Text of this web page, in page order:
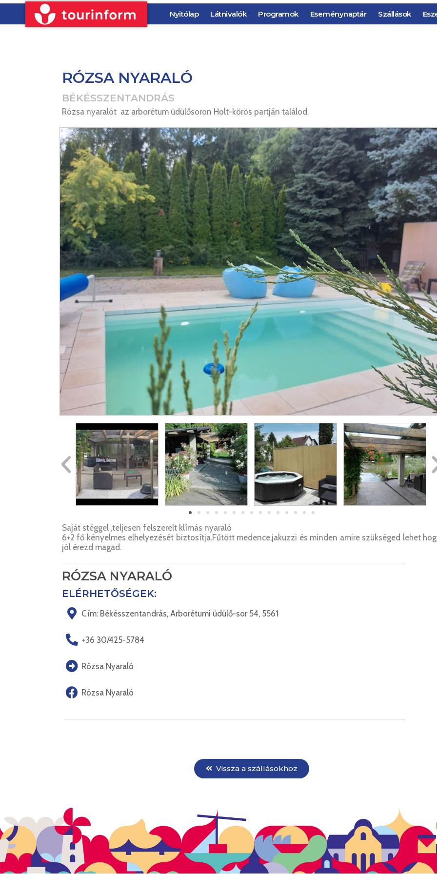
Nyitólap Látnivalók Programok Eseménynaptár Szállások
RÓZSA NYARALÓ
BÉKÉSSZENTANDRÁS
Rózsa nyaralót az arborétum üdülősoron Holt-körös partján találod.
Saját stéggel ,teljesen felszerelt klímás nyaraló
6+2 fő kényelmes elhelyezését biztosítja.Fűtött medence,jakuzzi és minden amire szükséged lehet
jól érezd magad.
RÓZSA NYARALÓ
ELÉRHETŐSÉGEK:
Cím: Békésszentandrás, Arborétumi üdülő-sor 54, 5561
+36 30/425-5784
Rózsa Nyaraló
Rózsa Nyaraló
Vissza a szállásokhoz